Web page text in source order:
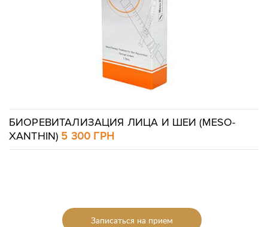
БИОРЕВИТАЛИЗАЦИЯ ЛИЦА И ШЕИ (MESO-
XANTHIN) 5 300 ГРН
Записаться на прием